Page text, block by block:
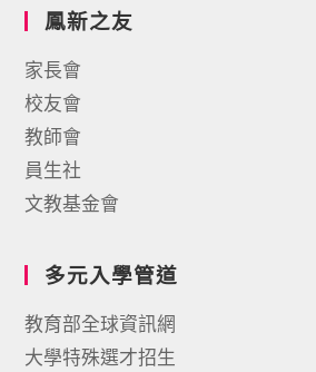
鳳新之友
家長會
校友會
教師會
員生社
文教基金會
多元入學管道
教育部全球資訊網
大學特殊選才招生